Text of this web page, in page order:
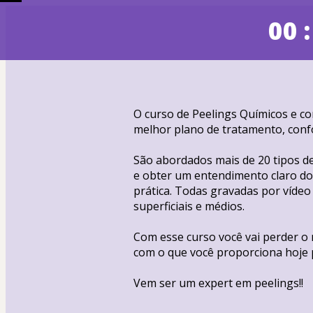
00
O curso de Peelings Químicos e
melhor plano de tratamento,
São abordados mais de 20 tipos
e obter um entendimento claro
prática. Todas gravadas por
superficiais e médios.
Com esse curso você vai perder
com o que você proporciona hoje
Vem ser um expert em peelings!!